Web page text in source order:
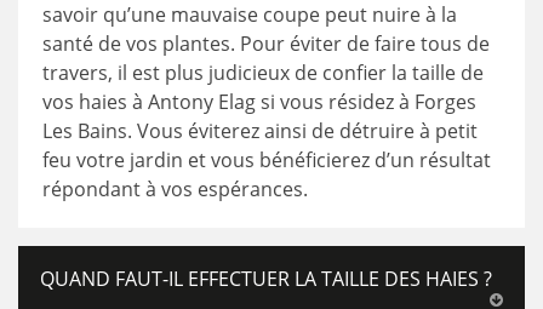
savoir qu’une mauvaise coupe peut nuire à la
santé de vos plantes. Pour éviter de faire tous de
travers, il est plus judicieux de confier la taille de
vos haies à Antony Elag si vous résidez à Forges
Les Bains. Vous éviterez ainsi de détruire à petit
feu votre jardin et vous bénéficierez d’un résultat
répondant à vos espérances.
QUAND FAUT-IL EFFECTUER LA TAILLE DES HAIES ?